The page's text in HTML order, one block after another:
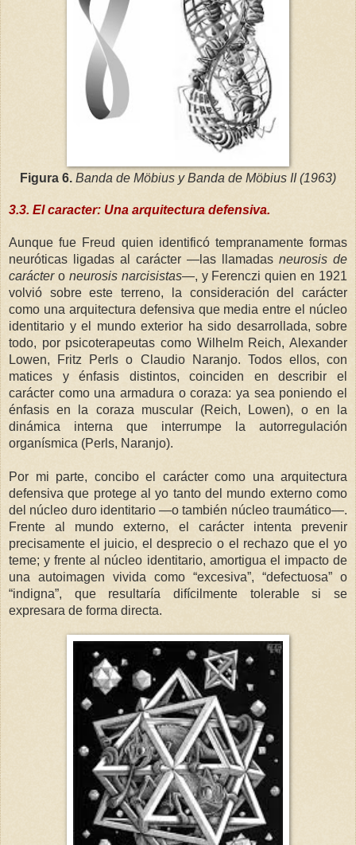
Figura 6. Banda de Möbius y Banda de Möbius II (1963)
3.3. El caracter: Una arquitectura defensiva.
Aunque fue Freud quien identificó tempranamente formas
neuróticas ligadas al carácter —las llamadas neurosis de
caráctero neurosis narcisistas—, y Ferenczi quien en 1921
volvió sobre este terreno, la consideración del carácter
como una arquitectura defensiva que media entre el núcleo
identitario y el mundo exterior ha sido desarrollada, sobre
todo, por psicoterapeutas como Wilhelm Reich, Alexander
Lowen, Fritz Perls o Claudio Naranjo. Todos ellos, con
matices y énfasis distintos, coinciden en describir el
carácter como una armadura o coraza: ya sea poniendo el
énfasis en la coraza muscular (Reich, Lowen), o en la
dinámica interna que interrumpe la autorregulación
organísmica (Perls, Naranjo).
Por mi parte, concibo el carácter como una arquitectura
defensiva que protege al yo tanto del mundo externo como
del núcleo duro identitario —o también núcleo traumático—.
Frente al mundo externo, el carácter intenta prevenir
precisamente el juicio, el desprecio o el rechazo que el yo
teme; y frente al núcleo identitario, amortigua el impacto de
una autoimagen vivida como “excesiva”, “defectuosa” o
“indigna”, que resultaría difícilmente tolerable si se
expresara de forma directa.